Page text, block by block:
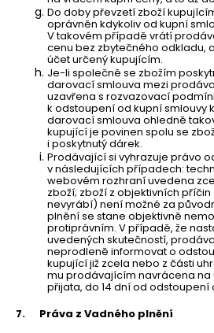
Do doby převzetí zboží
oprávněn kdykoliv od kupní
V takovém případě vrátí
cenu bez zbytečného odkladu,
účet určený kupujícím.
Je-li společně se zbožím
darovací smlouva mezi
uzavřena s rozvazovací
k odstoupení od kupní smlouvy
darovací smlouva ohledně
kupující je povinen spolu se
i poskytnutý dárek.
Prodávající si vyhrazuje právo
v následujících případech:
webovém rozhraní uvedena
zboží; zboží z objektivních
nevyrábí) není možné za
plnění se stane objektivně
protiprávním. V případě, že
uvedených skutečností,
neprodleně informovat o
kupující již zcela nebo z části
mu prodávajícím navrácena na
přijata, do 14 dní od odstoupení
7.
Práva z Vadného plnění